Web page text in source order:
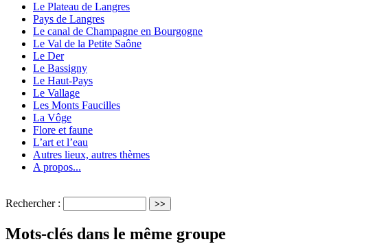
Le Plateau de Langres
Pays de Langres
Le canal de Champagne en Bourgogne
Le Val de la Petite Saône
Le Der
Le Bassigny
Le Haut-Pays
Le Vallage
Les Monts Faucilles
La Vôge
Flore et faune
L’art et l’eau
Autres lieux, autres thèmes
A propos...
Rechercher :
Mots-clés dans le même groupe